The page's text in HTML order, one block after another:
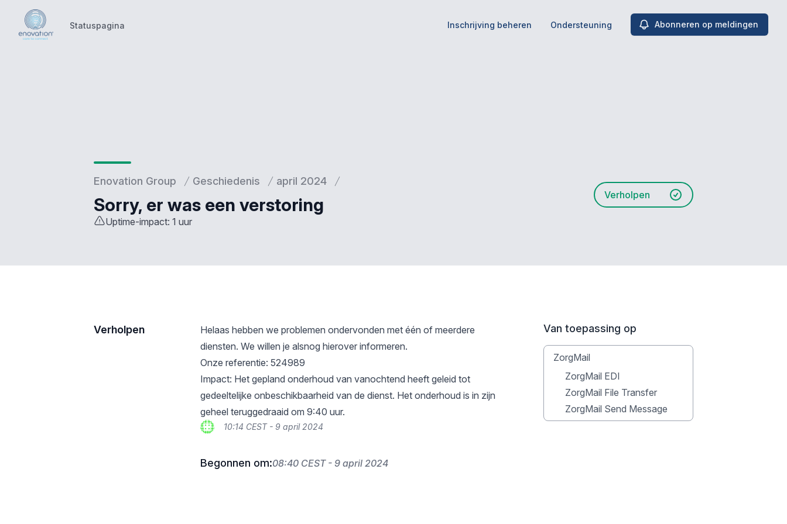
Statuspagina Inschrijving beheren Ondersteuning Abonneren op meldingen
Enovation Group Geschiedenis april 2024
Sorry, er was een verstoring
Uptime-impact: 1 uur
Verholpen
Verholpen
Helaas hebben we problemen ondervonden met één of meerdere
diensten. We willen je alsnog hierover informeren.
Onze referentie: 524989
Impact: Het gepland onderhoud van vanochtend heeft geleid tot
gedeeltelijke onbeschikbaarheid van de dienst. Het onderhoud is in zijn
geheel teruggedraaid om 9:40 uur.
10:14 CEST - 9 april 2024
Begonnen om:08:40 CEST - 9 april 2024
Van toepassing op
ZorgMail
ZorgMail EDI
ZorgMail File Transfer
ZorgMail Send Message